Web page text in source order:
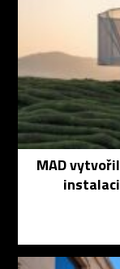
MAD